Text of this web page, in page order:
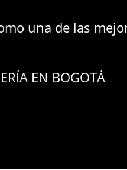
una de las
EN BOGOTÁ